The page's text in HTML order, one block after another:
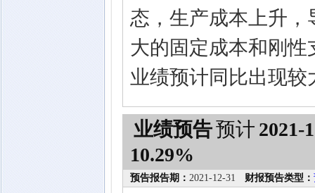
态，生产成本上升
大的固定成本和刚性
业绩预计同比出现较
业绩预告预计 2021-
10.29%
预告报告期： 2021-12-31 财报预告类型：